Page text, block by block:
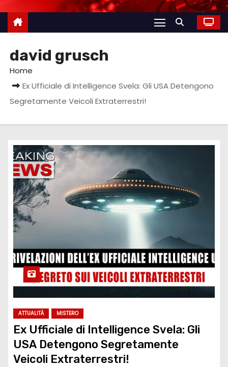
david grusch
Home
Ex Ufficiale di Intelligence Svela: Gli USA Detengono
Segretamente Veicoli Extraterrestri!
ATTUALITÀ MISTERO
Ex Ufficiale di Intelligence Svela: Gli
USA Detengono Segretamente
Veicoli Extraterrestri!